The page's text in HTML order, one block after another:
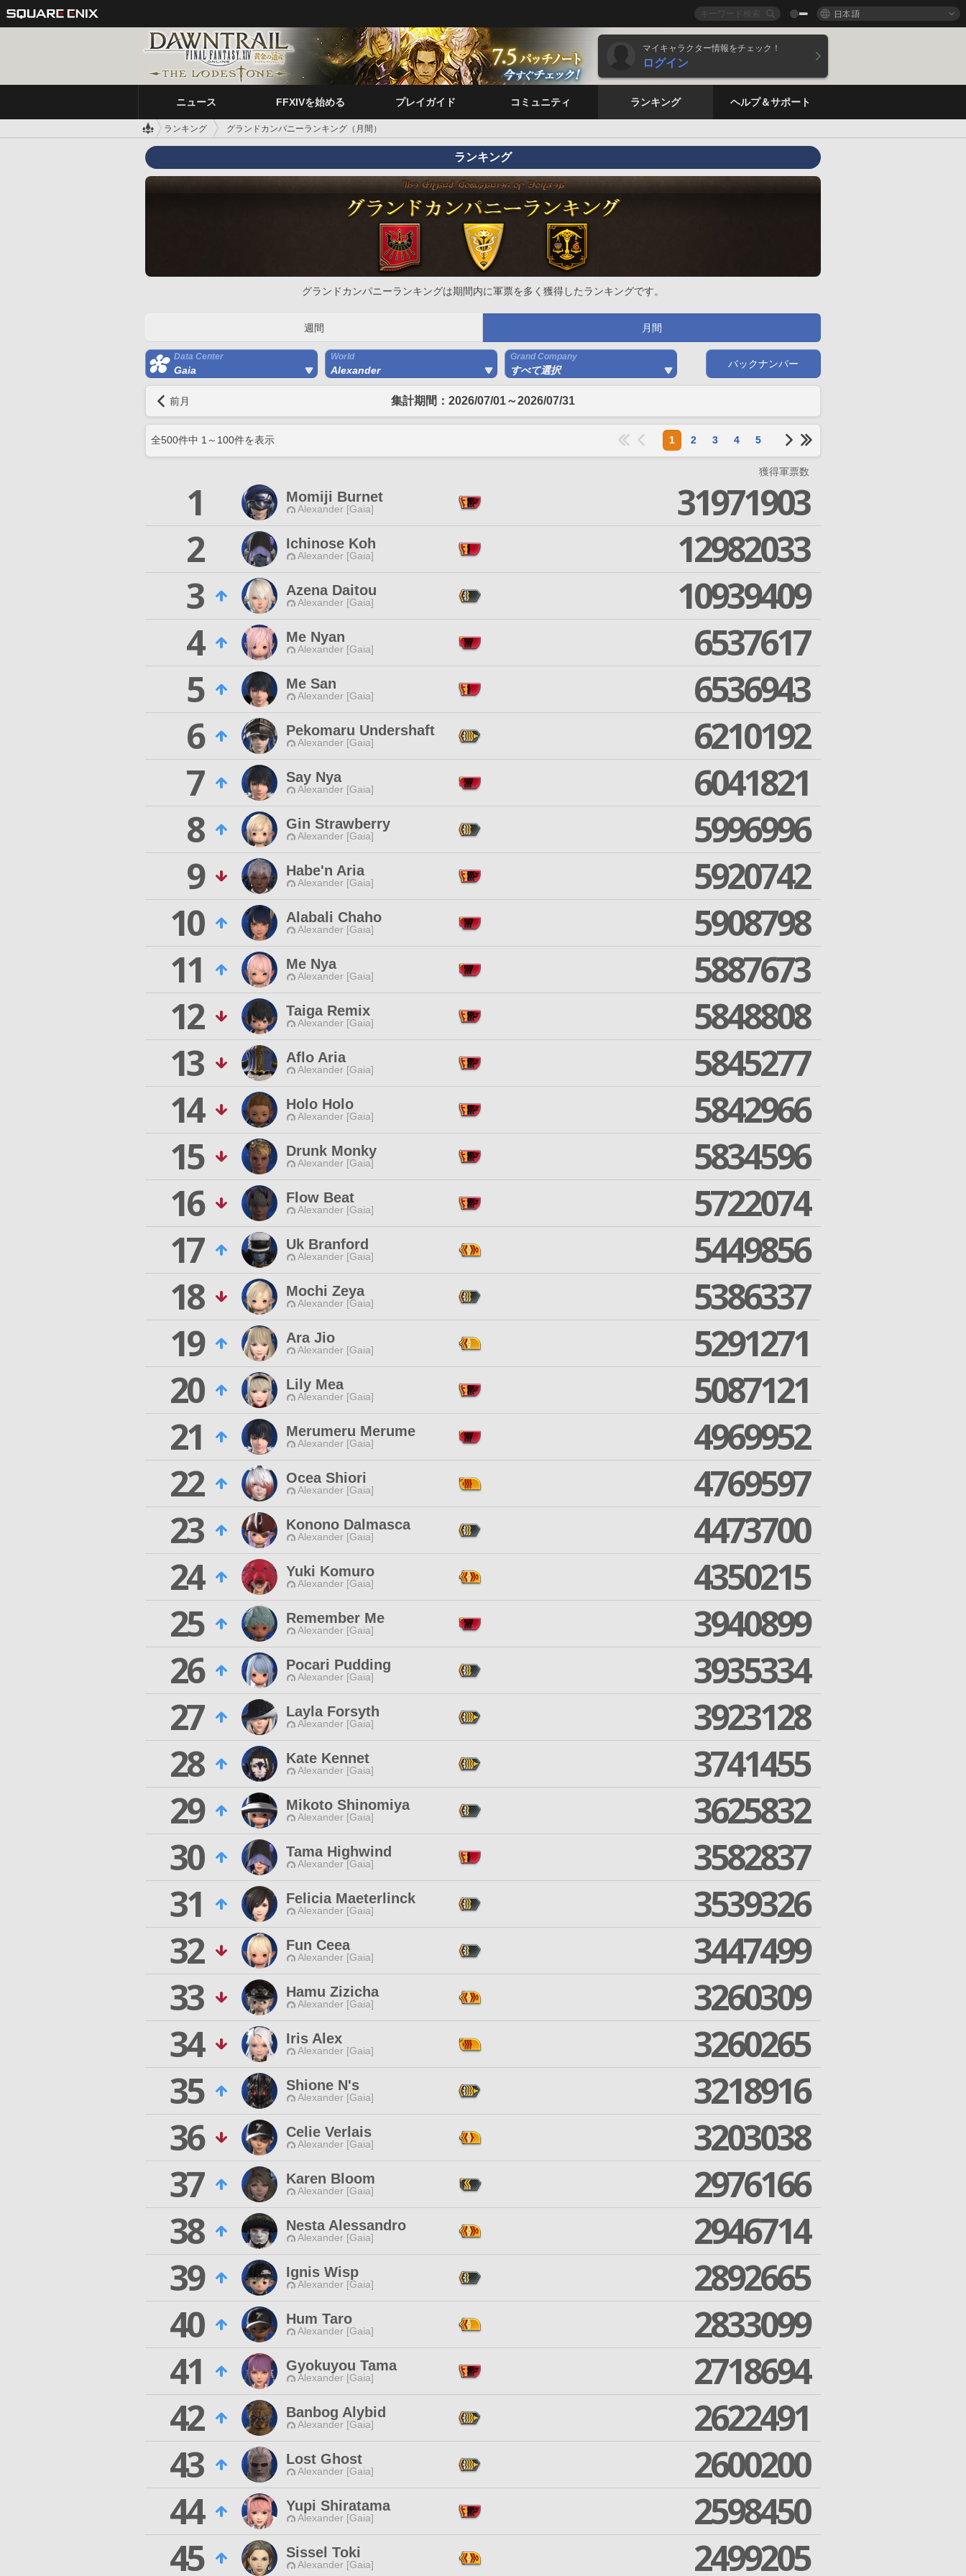
日本語
マイキャラクター情報をチェック！
ログイン
ニュース FFXIVを始める プレイガイド コミュニティ ランキング ヘルプ＆サポート
ランキング グランドカンパニーランキング（月間）
ランキング
グランドカンパニーランキングは期間内に軍票を多く獲得したランキングです。
週間 月間
Data Center
Gaia
World
Alexander
Grand Company
すべて選択
バックナンバー
前月 集計期間：2026/07/01～2026/07/31
全500件中 1 ～ 100件を表示 1 2 3 4 5
獲得軍票数
1 Momiji Burnet
Alexander [Gaia]
31971903
2
Ichinose Koh
Alexander [Gaia]
12982033
3
Azena Daitou
Alexander [Gaia]
10939409
4
Me Nyan
Alexander [Gaia]
6537617
5
Me San
Alexander [Gaia]
6536943
6
Pekomaru Undershaft
Alexander [Gaia]
6210192
7
Say Nya
Alexander [Gaia]
6041821
8
Gin Strawberry
Alexander [Gaia]
5996996
9
Habe'n Aria
Alexander [Gaia]
5920742
10
Alabali Chaho
Alexander [Gaia]
5908798
11
Me Nya
Alexander [Gaia]
5887673
12
Taiga Remix
Alexander [Gaia]
5848808
13
Aflo Aria
Alexander [Gaia]
5845277
14
Holo Holo
Alexander [Gaia]
5842966
15
Drunk Monky
Alexander [Gaia]
5834596
16
Flow Beat
Alexander [Gaia]
5722074
17
Uk Branford
Alexander [Gaia]
5449856
18
Mochi Zeya
Alexander [Gaia]
5386337
19
Ara Jio
Alexander [Gaia]
5291271
20
Lily Mea
Alexander [Gaia]
5087121
21
Merumeru Merume
Alexander [Gaia]
4969952
22
Ocea Shiori
Alexander [Gaia]
4769597
23
Konono Dalmasca
Alexander [Gaia]
4473700
24
Yuki Komuro
Alexander [Gaia]
4350215
25
Remember Me
Alexander [Gaia]
3940899
26
Pocari Pudding
Alexander [Gaia]
3935334
27
Layla Forsyth
Alexander [Gaia]
3923128
28
Kate Kennet
Alexander [Gaia]
3741455
29
Mikoto Shinomiya
Alexander [Gaia]
3625832
30
Tama Highwind
Alexander [Gaia]
3582837
31
Felicia Maeterlinck
Alexander [Gaia]
3539326
32
Fun Ceea
Alexander [Gaia]
3447499
33
Hamu Zizicha
Alexander [Gaia]
3260309
34
Iris Alex
Alexander [Gaia]
3260265
35
Shione N's
Alexander [Gaia]
3218916
36
Celie Verlais
Alexander [Gaia]
3203038
37
Karen Bloom
Alexander [Gaia]
2976166
38
Nesta Alessandro
Alexander [Gaia]
2946714
39
Ignis Wisp
Alexander [Gaia]
2892665
40
Hum Taro
Alexander [Gaia]
2833099
41
Gyokuyou Tama
Alexander [Gaia]
2718694
42
Banbog Alybid
Alexander [Gaia]
2622491
43
Lost Ghost
Alexander [Gaia]
2600200
44
Yupi Shiratama
Alexander [Gaia]
2598450
45
Sissel Toki
Alexander [Gaia] 2499205